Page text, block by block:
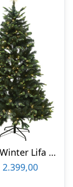
Nordic Winter Lifa kunstigt juletræ med lys, 260 x 170 cm
2.399,00